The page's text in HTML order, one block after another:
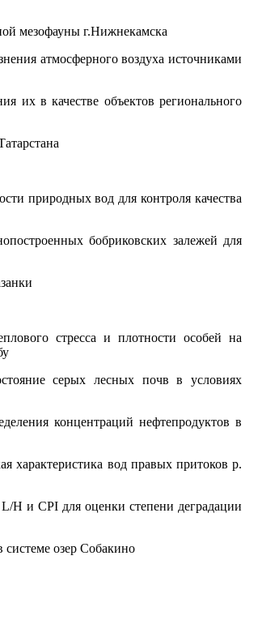
мезофауны г.Нижнекамска
атмосферного воздуха источниками
их в качестве объектов регионального
природных вод для контроля качества
бобриковских залежей для
стресса и плотности особей на
серых лесных почв в условиях
концентраций нефтепродуктов в
вод правых притоков р.
H и CPI для оценки степени деградации
озер Собакино